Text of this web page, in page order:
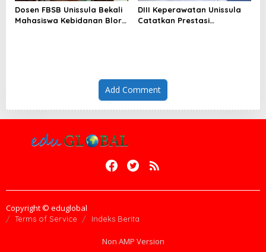
Dosen FBSB Unissula Bekali
Mahasiswa Kebidanan Blora
DIII Keperawatan Unissula
Catatkan Prestasi
Add Comment
Copyright © eduglobal
Terms of Service Indeks Berita
Non AMP Version